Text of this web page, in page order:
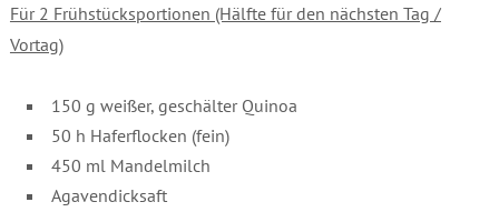
Für 2 Frühstücksportionen (Hälfte für den nächsten Tag /
Vortag)
150 g weißer, geschälter Quinoa
50 h Haferflocken (fein)
450 ml Mandelmilch
Agavendicksaft